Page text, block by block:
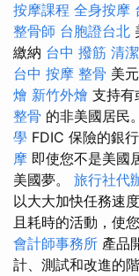
按摩課程 全身按摩
整骨師 台胞證台北
繳納 台中 撥筋 清潔
台中 按摩 整骨 美
燴 新竹外燴 支持有
整骨 的非美國居民。
學 FDIC 保險的銀
摩 即使您不是美國
美國夢。 旅行社代
以大大加快任務速度
且耗時的活動，使
會計師事務所 產品
計、測試和改進的